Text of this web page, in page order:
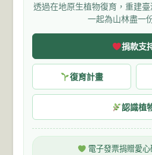
透過在地原生植物復育，重建
一起為山林盡一
捐款支
復育計畫
認識植
電子發票捐贈愛心